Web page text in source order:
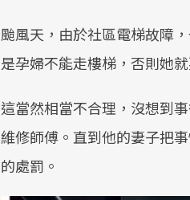
颱風天，由於社區電梯故障
是孕婦不能走樓梯，否則她
這當然相當不合理，沒想到
維修師傅。直到他的妻子把
的處罰。